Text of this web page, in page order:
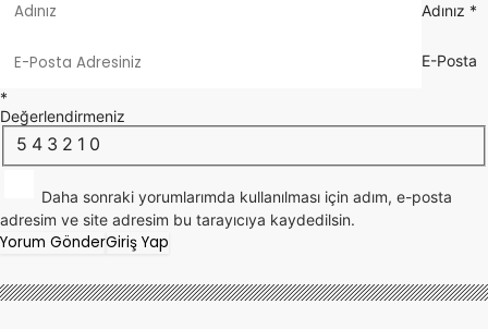
Adınız *
E-Posta
*
Değerlendirmeniz
5 4 3 2 1 0
Daha sonraki yorumlarımda kullanılması için adım, e-posta
adresim ve site adresim bu tarayıcıya kaydedilsin.
Yorum GönderGiriş Yap